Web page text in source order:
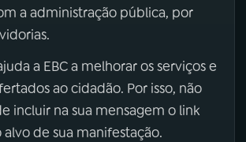
a administração pública, por
a EBC a melhorar os serviços e
ao cidadão. Por isso, não
incluir na sua mensagem o link
de sua manifestação.